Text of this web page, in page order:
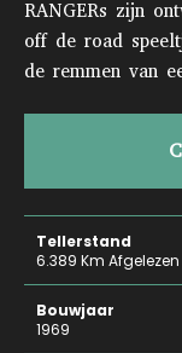
RANGERs zijn
off de road
de remmen van
Tellerstand
6.389 Km
Bouwjaar
1969